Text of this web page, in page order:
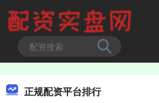
正规配资平台排行